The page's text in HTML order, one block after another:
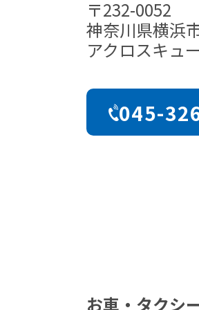
〒232-0052
神奈川県横浜
アクロスキュ
045-
お車・タクシ